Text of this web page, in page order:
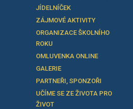
JÍDELNÍČEK
ZÁJMOVÉ AKTIVITY
ORGANIZACE ŠKOLNÍHO
ROKU
OMLUVENKA ONLINE
GALERIE
PARTNEŘI, SPONZOŘI
UČÍME SE ZE ŽIVOTA PRO
ŽIVOT